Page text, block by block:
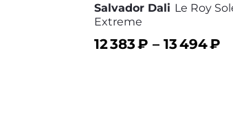
Salvador Dali Le Roy
Extreme
12 383₽ – 13 494₽